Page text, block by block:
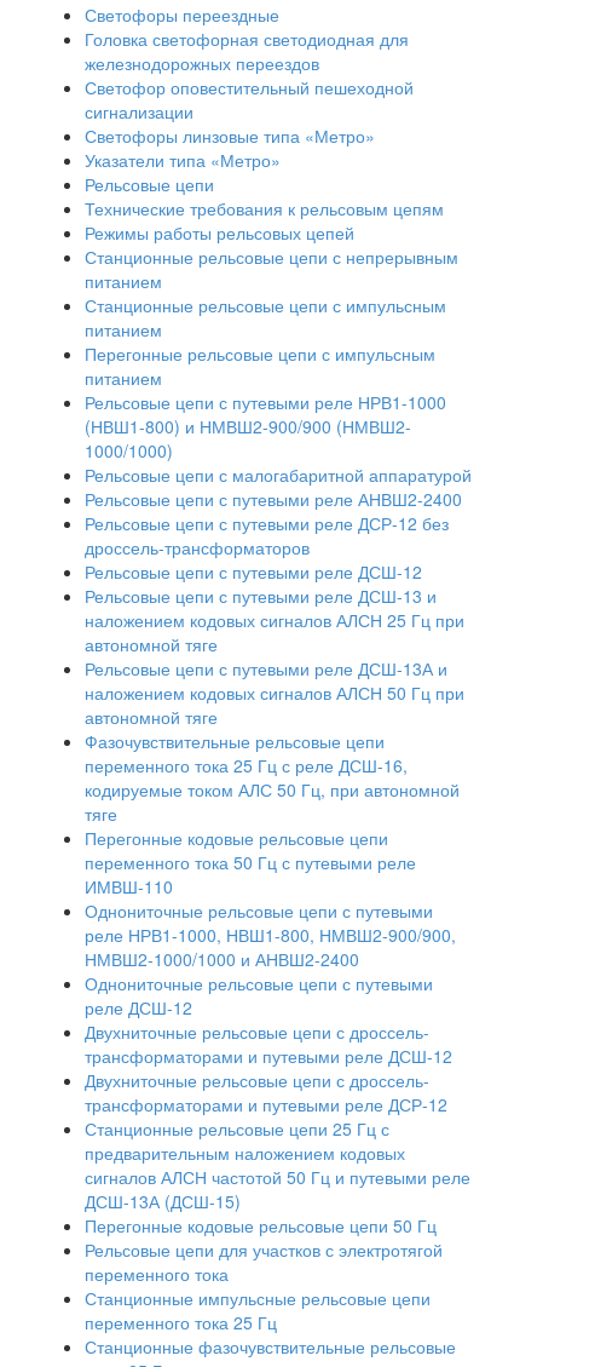
Светофоры переездные
Головка светофорная светодиодная для
железнодорожных переездов
Светофор оповестительный пешеходной
сигнализации
Светофоры линзовые типа «Метро»
Указатели типа «Метро»
Рельсовые цепи
Технические требования к рельсовым цепям
Режимы работы рельсовых цепей
Станционные рельсовые цепи с непрерывным
питанием
Станционные рельсовые цепи с импульсным
питанием
Перегонные рельсовые цепи с импульсным
питанием
Рельсовые цепи с путевыми реле НРВ1-1000
(НВШ1-800) и НМВШ2-900/900 (НМВШ2-
1000/1000)
Рельсовые цепи с малогабаритной аппаратурой
Рельсовые цепи с путевыми реле АНВШ2-2400
Рельсовые цепи с путевыми реле ДСР-12 без
дроссель-трансформаторов
Рельсовые цепи с путевыми реле ДСШ-12
Рельсовые цепи с путевыми реле ДСШ-13 и
наложением кодовых сигналов АЛСН 25 Гц при
автономной тяге
Рельсовые цепи с путевыми реле ДСШ-13А и
наложением кодовых сигналов АЛСН 50 Гц при
автономной тяге
Фазочувствительные рельсовые цепи
переменного тока 25 Гц с реле ДСШ-16,
кодируемые током АЛС 50 Гц, при автономной
тяге
Перегонные кодовые рельсовые цепи
переменного тока 50 Гц с путевыми реле
ИМВШ-110
Однониточные рельсовые цепи с путевыми
реле НРВ1-1000, НВШ1-800, НМВШ2-900/900,
НМВШ2-1000/1000 и АНВШ2-2400
Однониточные рельсовые цепи с путевыми
реле ДСШ-12
Двухниточные рельсовые цепи с дроссель-
трансформаторами и путевыми реле ДСШ-12
Двухниточные рельсовые цепи с дроссель-
трансформаторами и путевыми реле ДСР-12
Станционные рельсовые цепи 25 Гц с
предварительным наложением кодовых
сигналов АЛСН частотой 50 Гц и путевыми реле
ДСШ-13А (ДСШ-15)
Перегонные кодовые рельсовые цепи 50 Гц
Рельсовые цепи для участков с электротягой
переменного тока
Станционные импульсные рельсовые цепи
переменного тока 25 Гц
Станционные фазочувствительные рельсовые